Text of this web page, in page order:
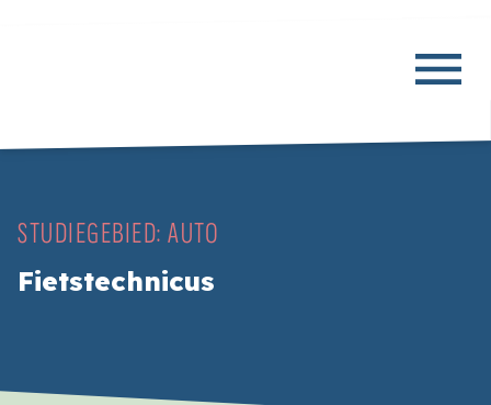
STUDIEGEBIED: AUTO
Fietstechnicus